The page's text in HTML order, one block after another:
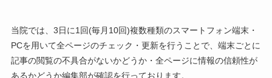
当院では、3日に1回(毎月10回)複数種類のスマートフォン端末・
PCを用いて全ページのチェック・更新を行うことで、端末ごとに
記事の閲覧の不具合がないかどうか・全ページに情報の信頼性が
あるかどうか編集部が確認を行っております。